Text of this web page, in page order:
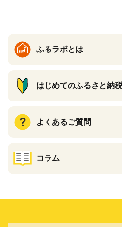
ふるラボとは
はじめてのふるさと納税
よくあるご質問
コラム